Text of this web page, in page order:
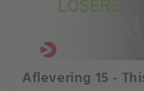
Aflevering 15 -